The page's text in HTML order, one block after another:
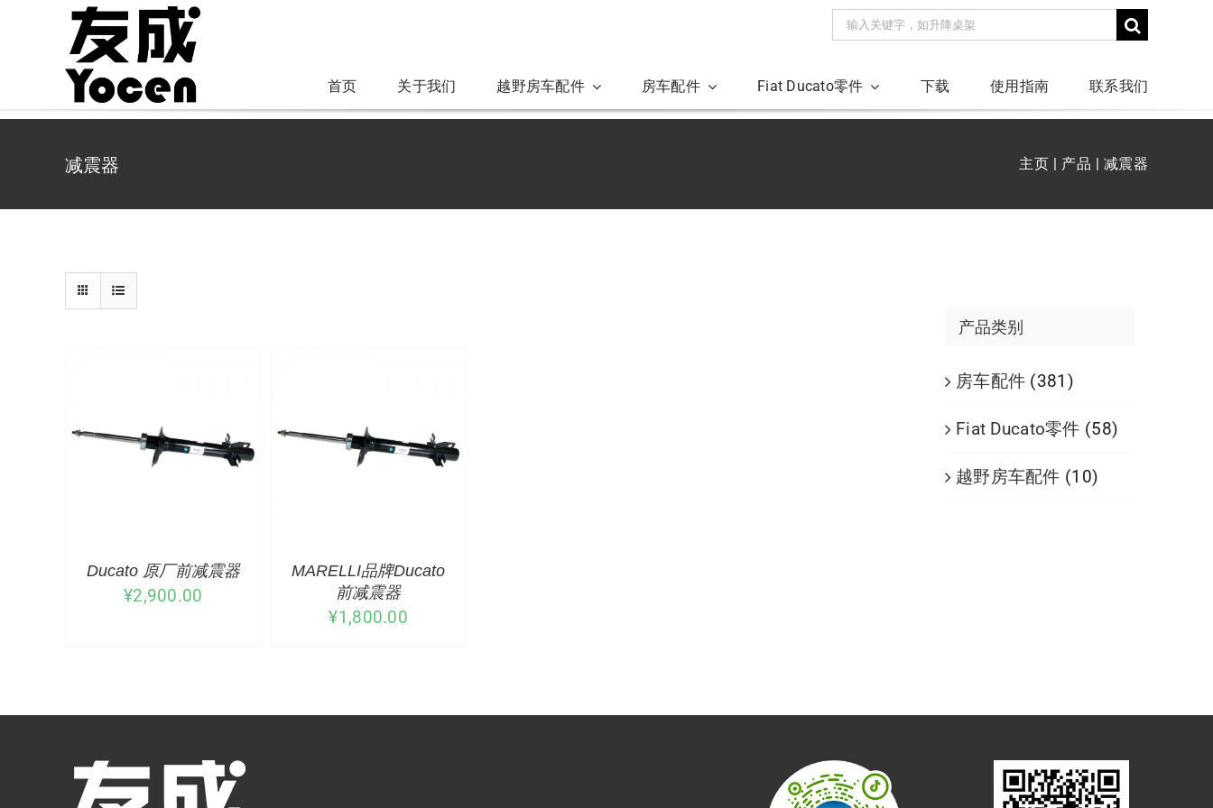
搜
首页 关于我们 越野房车配件 房车配件 Fiat Ducato零件 下载 使用指南 联系我们
减震器 主页 产品 减震器
Ducato 原厂前减震器
¥2,900.00
MARELLI品牌Ducato
前减震器
¥1,800.00
产品类别
房车配件 (381)
Fiat Ducato零件 (58)
越野房车配件 (10)